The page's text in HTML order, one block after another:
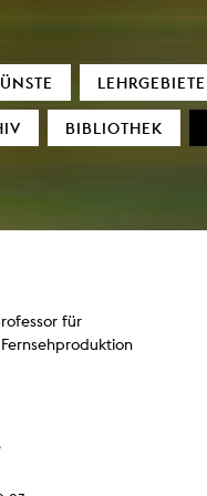
LEHRGEBIETE
BIBLIOTHEK
für
of time
Space)